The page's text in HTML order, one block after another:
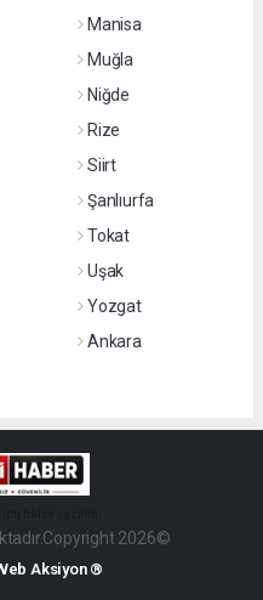
Manisa
Muğla
Niğde
Rize
Siirt
Şanlıurfa
Tokat
Uşak
Yozgat
Ankara
2026©
Aksiyon ®